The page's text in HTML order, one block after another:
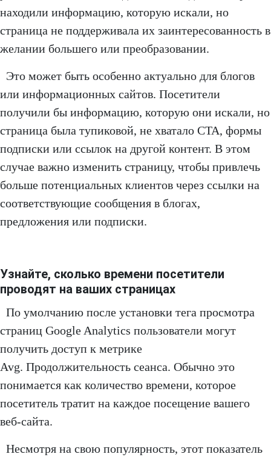
находили информацию, которую искали, но
страница не поддерживала их заинтересованность в
желании большего или преобразовании.
Это может быть особенно актуально для блогов
или информационных сайтов. Посетители
получили бы информацию, которую они искали, но
страница была тупиковой, не хватало CTA, формы
подписки или ссылок на другой контент. В этом
случае важно изменить страницу, чтобы привлечь
больше потенциальных клиентов через ссылки на
соответствующие сообщения в блогах,
предложения или подписки.
Узнайте, сколько времени посетители
проводят на ваших страницах
По умолчанию после установки тега просмотра
страниц Google Analytics пользователи могут
получить доступ к метрике
Avg. Продолжительность сеанса. Обычно это
понимается как количество времени, которое
посетитель тратит на каждое посещение вашего
веб-сайта.
Несмотря на свою популярность, этот показатель